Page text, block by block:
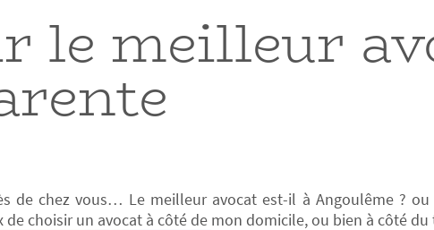
le meilleur
de chez vous… Le meilleur avocat est-il à Angoulême ? ou
de choisir un avocat à côté de mon domicile, ou bien à côté